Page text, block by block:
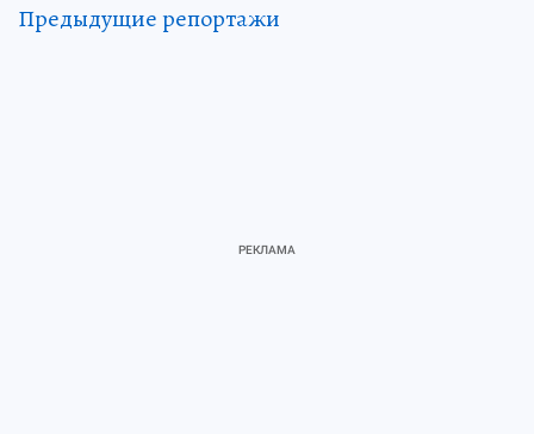
Предыдущие репортажи